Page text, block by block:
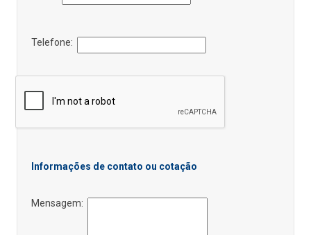
Telefone:
Informações de contato ou cotação
Mensagem: